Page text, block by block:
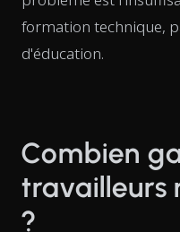
formation technique,
d'éducation.
Combien
travailleurs
?